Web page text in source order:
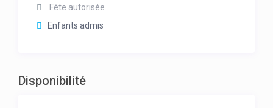
Fête autorisée
Enfants admis
Disponibilité